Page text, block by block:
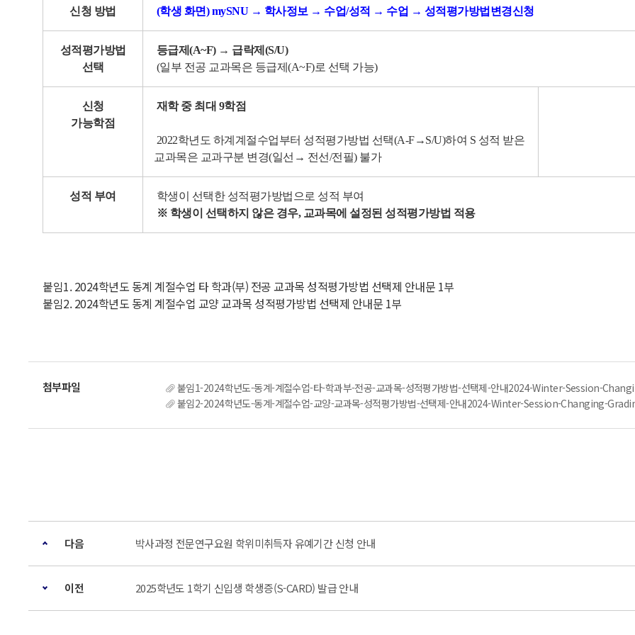
신청 방법 (학생 화면) mySNU → 학사정보 → 수업/성적 → 수업 → 성적평가방법변경신청
성적평가방법
선택
등급제(A~F) → 급락제(S/U)
(일부 전공 교과목은 등급제(A~F)로 선택 가능)
신청
가능학점
재학 중 최대 9학점
2022학년도 하계계절수업부터 성적평가방법 선택(A-F→S/U)하여 S 성적 받은
교과목은 교과구분 변경(일선→ 전선/전필) 불가
성적 부여
학생이 선택한 성적평가방법으로 성적 부여
※ 학생이 선택하지 않은 경우, 교과목에 설정된 성적평가방법 적용
붙임1. 2024학년도 동계 계절수업 타 학과(부) 전공 교과목 성적평가방법 선택제 안내문 1부
붙임2. 2024학년도 동계 계절수업 교양 교과목 성적평가방법 선택제 안내문 1부
붙임1-2024학년도-동계-계절수업-타-학과부-전공-교과목-성적평가방법-선택제-안내2024-Winter-Session-
붙임2-2024학년도-동계-계절수업-교양-교과목-성적평가방법-선택제-안내2024-Winter-Session-Changing-
다음 박사과정 전문연구요원 학위미취득자 유예기간 신청 안내
이전 2025학년도 1학기 신입생 학생증(S-CARD) 발급 안내